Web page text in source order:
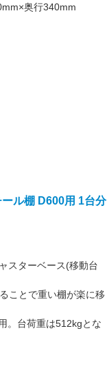
奥行340mm
ル棚 D600用 1台分
スターベース(移動台
ことで重い棚が楽に移
。台荷重は512kgとな